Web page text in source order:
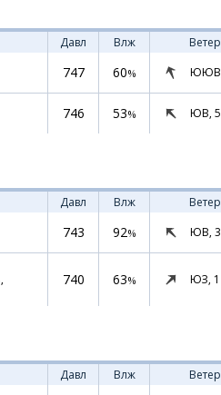
Давл Влж
Ветер
747 60%
746 53% ЮВ, 5
Давл Влж
Ветер
743 92% ЮВ, 3
740 63% ЮЗ, 1
Давл Влж
Ветер